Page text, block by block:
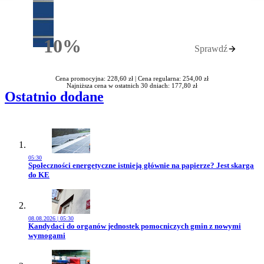
10%Rabatu Sprawdź
Cena promocyjna: 228,60 zł | Cena regularna: 254,00 zł
Najniższa cena w ostatnich 30 dniach: 177,80 zł
Ostatnio dodane
05:30
Przejdź do artykułu:
Społeczności energetyczne istnieją głównie na papierze? Jest skarga
do KE
08.08.2026 | 05:30
Przejdź do artykułu:
Kandydaci do organów jednostek pomocniczych gmin z nowymi
wymogami